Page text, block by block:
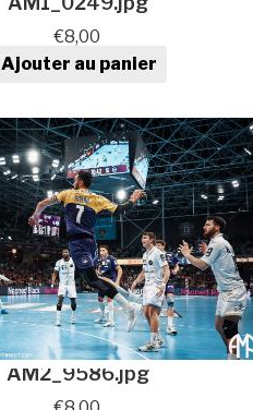
€8,00
quantité de Photo de sport au
Ajouter au panier
AM2_9586.jpg